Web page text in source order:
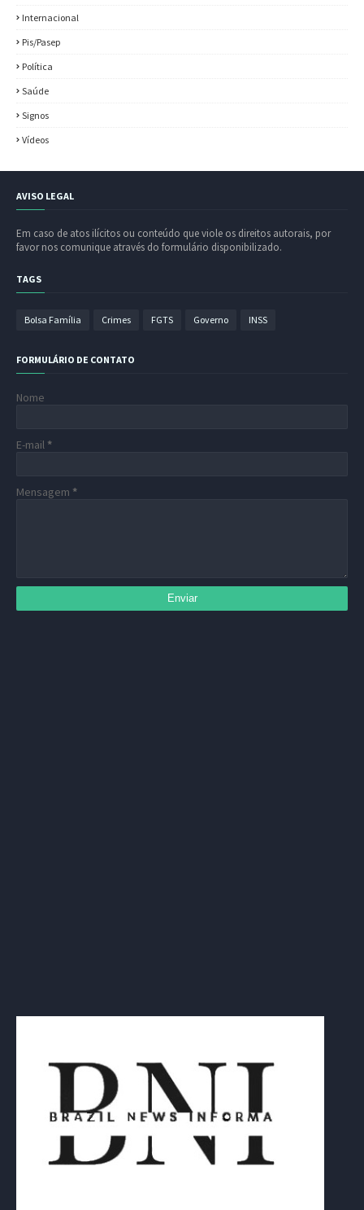
Internacional
Pis/Pasep
Política
Saúde
Signos
Vídeos
AVISO LEGAL
Em caso de atos ilícitos ou conteúdo que viole os direitos autorais, por
favor nos comunique através do formulário disponibilizado.
TAGS
Bolsa Família Crimes FGTS Governo INSS
FORMULÁRIO DE CONTATO
Nome
E-mail *
Mensagem *